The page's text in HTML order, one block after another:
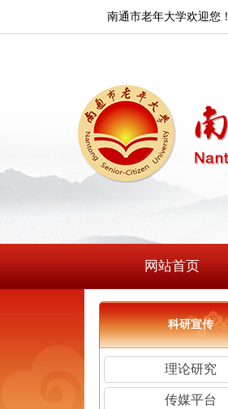
南通市老年大学欢迎您！
网站首页
科研宣传
理论研究
传媒平台